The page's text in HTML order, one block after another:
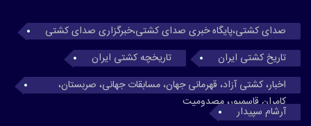
صدای کشتی،پایگاه خبری صدای کشتی،خبرگزاری صدای کشتی
تاریخ کشتی ایران
تاریخچه کشتی ایران
اخبار، کشتی آزاد، قهرمانی جهان، مسابقات جهانی، صربستان،
کامران قاسمپور، مصدومیت
آرشام سپیدار